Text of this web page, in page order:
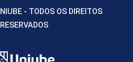
- TODOS OS DIREITOS
RESERVADOS